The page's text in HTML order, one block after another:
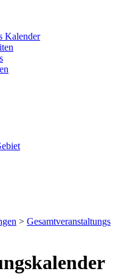
Kalender
> Gesamtveranstaltungs